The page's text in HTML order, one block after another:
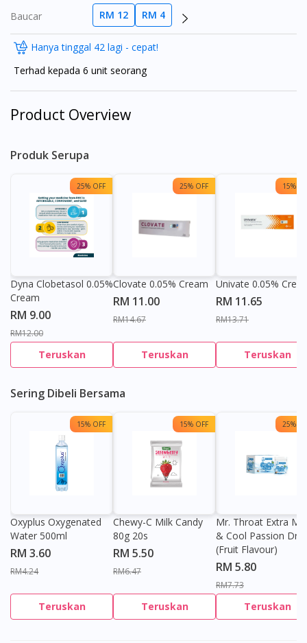
Baucar RM 12 RM 4
Hanya tinggal 42 lagi - cepat!
Terhad kepada 6 unit seorang
Product Overview
Produk Serupa
25% OFF
Dyna Clobetasol 0.05%
Cream
RM 9.00
RM12.00
Teruskan
25% OFF
Clovate 0.05% Cream
RM 11.00
RM14.67
Teruskan
15%
Univate 0.05%
RM 11.65
RM13.71
Teruskan
Sering Dibeli Bersama
15% OFF
Oxyplus Oxygenated
Water 500ml
RM 3.60
RM4.24
Teruskan
15% OFF
Chewy-C Milk Candy
80g 20s
RM 5.50
RM6.47
Teruskan
25%
Mr. Throat Extra
& Cool Passion
(Fruit Flavour)
RM 5.80
RM7.73
Teruskan